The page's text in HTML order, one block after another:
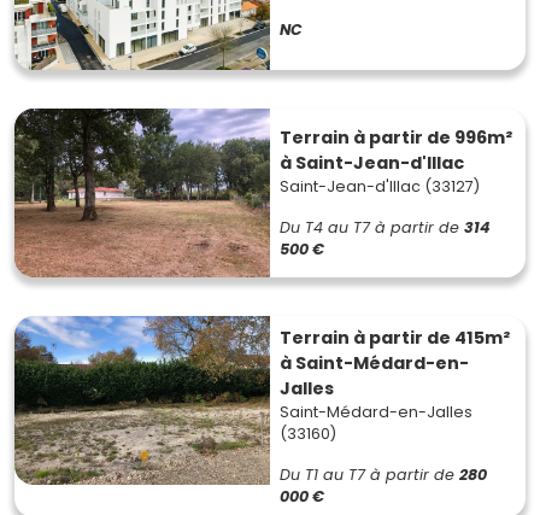
NC
Terrain à partir de 996m²
à Saint-Jean-d'Illac
Saint-Jean-d'Illac (33127)
Du T4 au T7 à partir de 314
500 €
Terrain à partir de 415m²
à Saint-Médard-en-
Jalles
Saint-Médard-en-Jalles
(33160)
Du T1 au T7 à partir de 280
000 €